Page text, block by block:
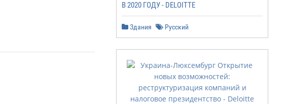
В 2020 ГОДУ - DELOITTE
Здания Русский